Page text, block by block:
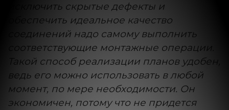
исключить скрытые дефекты и
обеспечить идеальное качество
соединений надо самому выполнить
соответствующие монтажные операции.
Такой способ реализации планов удобен,
ведь его можно использовать в любой
момент, по мере необходимости. Он
экономичен, потому что не придется